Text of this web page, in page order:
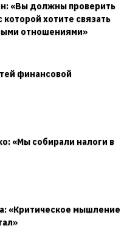
«Вы должны проверить
которой хотите связать
отношениями»
финансовой
«Мы собирали налоги в
«Критическое мышление